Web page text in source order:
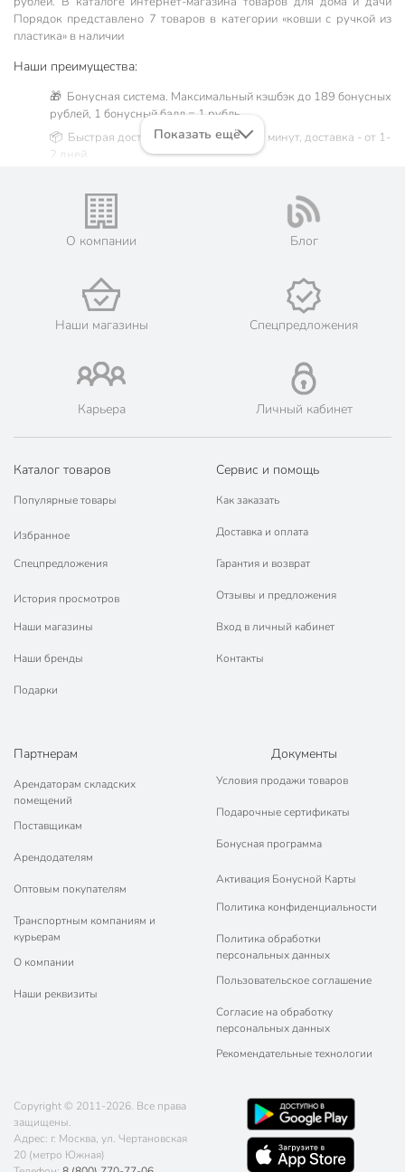
Порядок представлено 7 товаров в категории «ковши с ручкой из
пластика» в наличии
Наши преимущества:
🎁 Бонусная система. Максимальный кэшбэк до 189 бонусных
рублей, 1 бонусный балл = 1 рубль.
📦 Быстрая доставка. Самовывоз от 60 минут, доставка - от 1-
2 дней.
Жители Московской области могут сделать заказ и оплатить
его онлайн на официальном сайте сети магазинов Порядок.
💳 Оплата: онлайн на сайте интернет-гипермаркета или
🛍 Скидки, акции, распродажи каждый день!
📜 Только оригинальная продукция. Интернет-гипермаркет
Порядок - официальный представитель ведущих мировых
марок.
Показать ещё
О компании Блог
Наши магазины Спецпредложения
Карьера Личный кабинет
Каталог товаров
Популярные товары
Избранное
Спецпредложения
История просмотров
Наши магазины
Наши бренды
Подарки
Сервис и помощь
Как заказать
Доставка и оплата
Гарантия и возврат
Отзывы и предложения
Вход в личный кабинет
Контакты
Партнерам
Арендаторам складских
помещений
Поставщикам
Арендодателям
Оптовым покупателям
Транспортным компаниям и
курьерам
О компании
Наши реквизиты
Документы
Условия продажи товаров
Подарочные сертификаты
Бонусная программа
Активация Бонусной Карты
Политика конфиденциальности
Политика обработки
персональных данных
Пользовательское соглашение
Согласие на обработку
персональных данных
Рекомендательные технологии
Copyright © 2011-2026. Все права
защищены.
Адрес: г. Москва, ул. Чертановская
20 (метро Южная)